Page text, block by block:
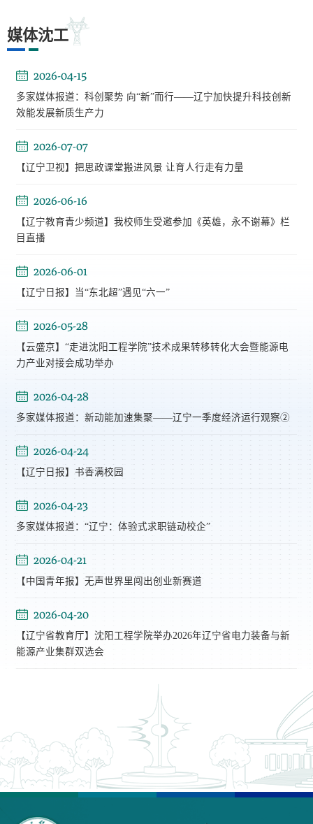
媒体沈工
2026-04-15
多家媒体报道：科创聚势 向“新”而行——辽宁加快提升科技创新
效能发展新质生产力
2026-07-07
【辽宁卫视】把思政课堂搬进风景 让育人行走有力量
2026-06-16
【辽宁教育青少频道】我校师生受邀参加《英雄，永不谢幕》栏
目直播
2026-06-01
【辽宁日报】当“东北超”遇见“六一”
2026-05-28
【云盛京】“走进沈阳工程学院”技术成果转移转化大会暨能源电
力产业对接会成功举办
2026-04-28
多家媒体报道：新动能加速集聚——辽宁一季度经济运行观察②
2026-04-24
【辽宁日报】书香满校园
2026-04-23
多家媒体报道：“辽宁：体验式求职链动校企”
2026-04-21
【中国青年报】无声世界里闯出创业新赛道
2026-04-20
【辽宁省教育厅】沈阳工程学院举办2026年辽宁省电力装备与新
能源产业集群双选会